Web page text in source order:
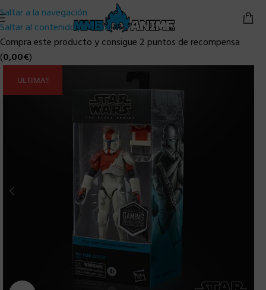
Saltar a la navegación
Saltar al contenido principal
Compra este producto y consigue 2 puntos de recompensa
(0,00€)
ULTIMA!!